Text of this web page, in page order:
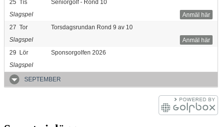
25 Tis
Seniorgolf - Rond 10
Anmäl här
Slagspel
27 Tor
Torsdagsrundan Rond 9 av 10
Anmäl här
Slagspel
29
Lör
Sponsorgolfen 2026
Slagspel
SEPTEMBER